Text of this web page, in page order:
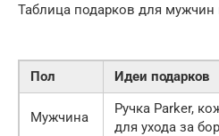
Таблица подарков для
Пол Идеи подарков
Мужчина
Ручка Parker,
для ухода за